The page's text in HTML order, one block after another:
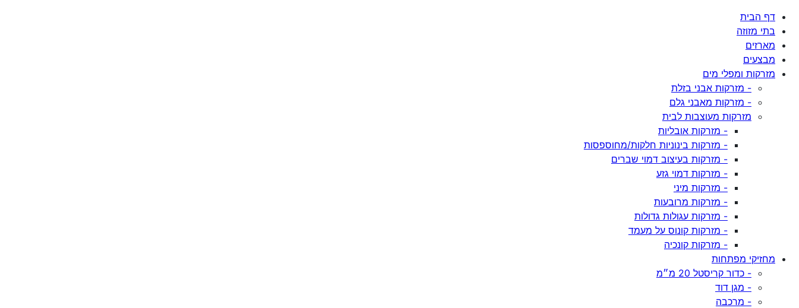
דף הבית
בתי מזוזה
מארזים
מבצעים
מזרקות ומפלי מים
- מזרקות אבני בזלת
- מזרקות מאבני גלם
מזרקות מעוצבות לבית
- מזרקות אובליות
- מזרקות בינוניות חלקות/מחוספסות
- מזרקות בעיצוב דמוי שברים
- מזרקות דמוי גזע
- מזרקות מיני
- מזרקות מרובעות
- מזרקות עגולות גדולות
- מזרקות קונוס על מעמד
- מזרקות קונכיה
מחזיקי מפתחות
- כדור קריסטל 20 מ״מ
- מגן דוד
- מרכבה